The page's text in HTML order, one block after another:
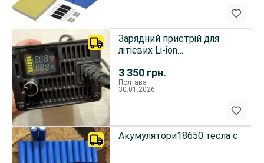
3 350 грн.
Зарядний пристрій для
літієвих Li-ion
Полтава
30.01.2026
Акумулятори18650 тесла с